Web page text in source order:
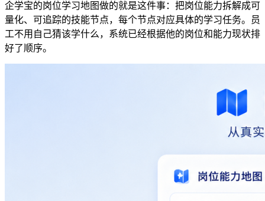
企学宝的岗位学习地图做的就是这件事：把岗位能力拆解成可
量化、可追踪的技能节点，每个节点对应具体的学习任务。员
工不用自己猜该学什么，系统已经根据他的岗位和能力现状排
好了顺序。